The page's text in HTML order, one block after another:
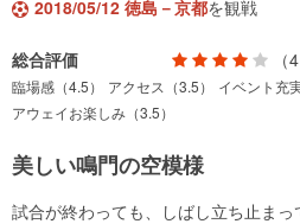
2018/05/12 徳島－京都を観戦
総合評価 （4
臨場感（4.5） アクセス（3.5） イベント充
アウェイお楽しみ（3.5）
美しい鳴門の空模様
試合が終わっても、しばし立ち止ま